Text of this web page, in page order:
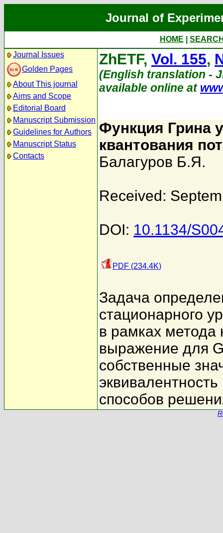
Journal of
HOME
Journal Issues
Golden Pages
About This journal
Aims and Scope
Editorial Board
Manuscript Submission
Guidelines for Authors
Manuscript Status
Contacts
ZhETF, Vol. 155,
(English translation -
available online at
Функция Грина
квантования
Балагуров Б.Я.
Received:
DOI: 10.1134/
PDF (234.4K)
Задача
стационарного
в рамках метода
выражение для
собственные
способов